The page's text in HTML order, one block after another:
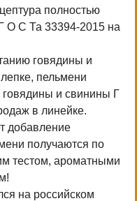
полностью
О С Та 33394-2015 на
говядины и
пельмени
и свинины Г
в линейке.
добавление
получаются по
тестом, ароматными
на российском